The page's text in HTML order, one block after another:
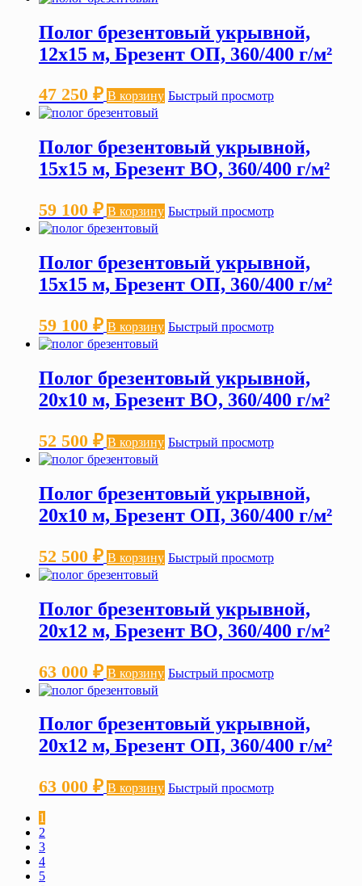
Полог брезентовый укрывной,
12х15 м, Брезент ОП, 360/400 г/м²
47 250 ₽ В корзину Быстрый просмотр
Полог брезентовый укрывной,
15х15 м, Брезент ВО, 360/400 г/м²
59 100 ₽ В корзину Быстрый просмотр
Полог брезентовый укрывной,
15х15 м, Брезент ОП, 360/400 г/м²
59 100 ₽ В корзину Быстрый просмотр
Полог брезентовый укрывной,
20х10 м, Брезент ВО, 360/400 г/м²
52 500 ₽ В корзину Быстрый просмотр
Полог брезентовый укрывной,
20х10 м, Брезент ОП, 360/400 г/м²
52 500 ₽ В корзину Быстрый просмотр
Полог брезентовый укрывной,
20х12 м, Брезент ВО, 360/400 г/м²
63 000 ₽ В корзину Быстрый просмотр
Полог брезентовый укрывной,
20х12 м, Брезент ОП, 360/400 г/м²
63 000 ₽ В корзину Быстрый просмотр
1
2
3
4
5